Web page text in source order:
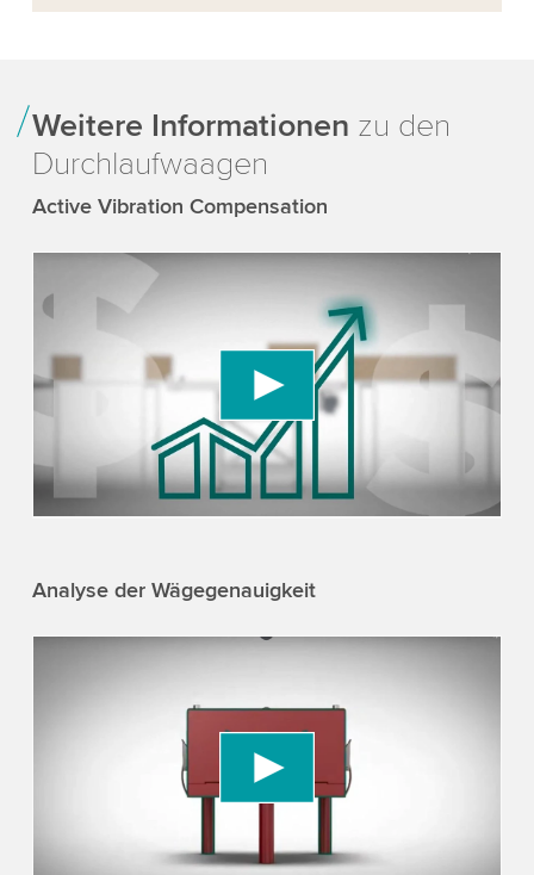
Weitere Informationen zu den
Durchlaufwaagen
Active Vibration Compensation
We use a third party service to embed video
content that may collect data about your activity.
Please review the details and accept the service
to watch this video.
Analyse der Wägegenauigkeit
We use a third party service to embed video
content that may collect data about your activity.
Please review the details and accept the service